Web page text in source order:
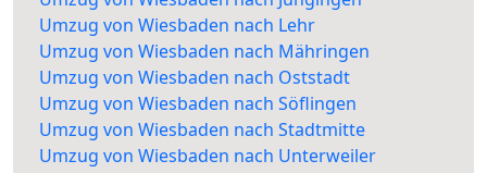
Umzug von Wiesbaden nach Lehr
Umzug von Wiesbaden nach Mähringen
Umzug von Wiesbaden nach Oststadt
Umzug von Wiesbaden nach Söflingen
Umzug von Wiesbaden nach Stadtmitte
Umzug von Wiesbaden nach Unterweiler